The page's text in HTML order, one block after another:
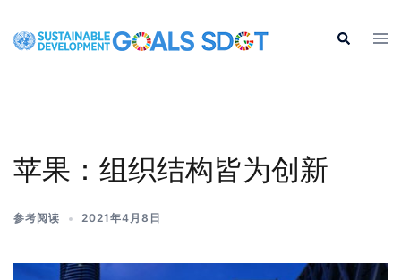
苹果：组织结构皆为创新
参考阅读 2021年4月8日